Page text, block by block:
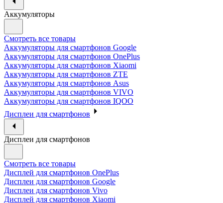
Аккумуляторы
Смотреть все товары
Аккумуляторы для смартфонов Google
Аккумуляторы для смартфонов OnePlus
Аккумуляторы для смартфонов Xiaomi
Аккумуляторы для смартфонов ZTE
Аккумуляторы для cмартфонов Asus
Аккумуляторы для смартфонов VIVO
Аккумуляторы для смартфонов IQOO
Дисплеи для смартфонов
Дисплеи для смартфонов
Смотреть все товары
Дисплей для смартфонов OnePlus
Дисплеи для смартфонов Google
Дисплеи для смартфонов Vivo
Дисплей для смартфонов Xiaomi